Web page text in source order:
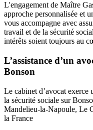
L'engagement de Maître
approche personnalisée et
vous accompagne avec
travail et de la sécurité
intérêts soient toujours au
L’assistance d’un
Bonson
Le cabinet d’avocat
la sécurité sociale sur
Mandelieu-la-Napoule, Le
la France